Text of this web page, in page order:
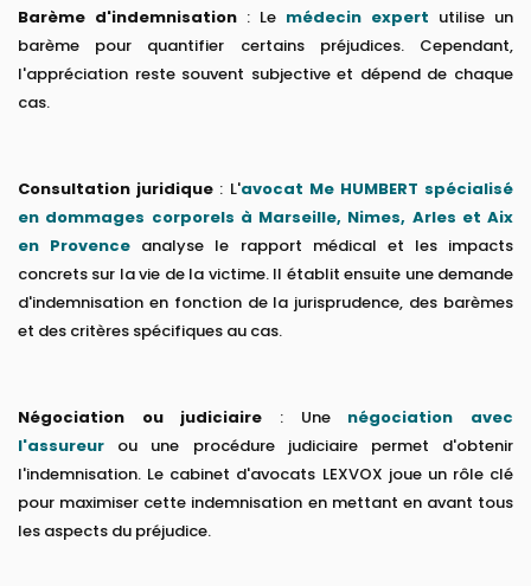
Barème d'indemnisation : Le médecin expert utilise un
barème pour quantifier certains préjudices. Cependant,
l'appréciation reste souvent subjective et dépend de chaque
cas.
Consultation juridique : L'avocat Me HUMBERT spécialisé
en dommages corporels à Marseille, Nimes, Arles et Aix
en Provence analyse le rapport médical et les impacts
concrets sur la vie de la victime. Il établit ensuite une demande
d'indemnisation en fonction de la jurisprudence, des barèmes
et des critères spécifiques au cas.
Négociation ou judiciaire : Une négociation avec
l'assureur ou une procédure judiciaire permet d'obtenir
l'indemnisation. Le cabinet d'avocats LEXVOX joue un rôle clé
pour maximiser cette indemnisation en mettant en avant tous
les aspects du préjudice.